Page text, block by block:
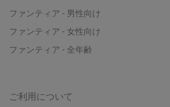
ファンティア - 男性向け
ファンティア - 女性向け
ファンティア - 全年齢
ご利用について